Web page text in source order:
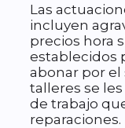
Las
incluyen
precios hora
establecidos
abonar por el
talleres se
de trabajo
reparaciones.